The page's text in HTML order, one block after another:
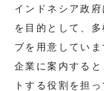
インドネシア政
を目的として、
ブを用意してい
企業に案内する
トする役割を担